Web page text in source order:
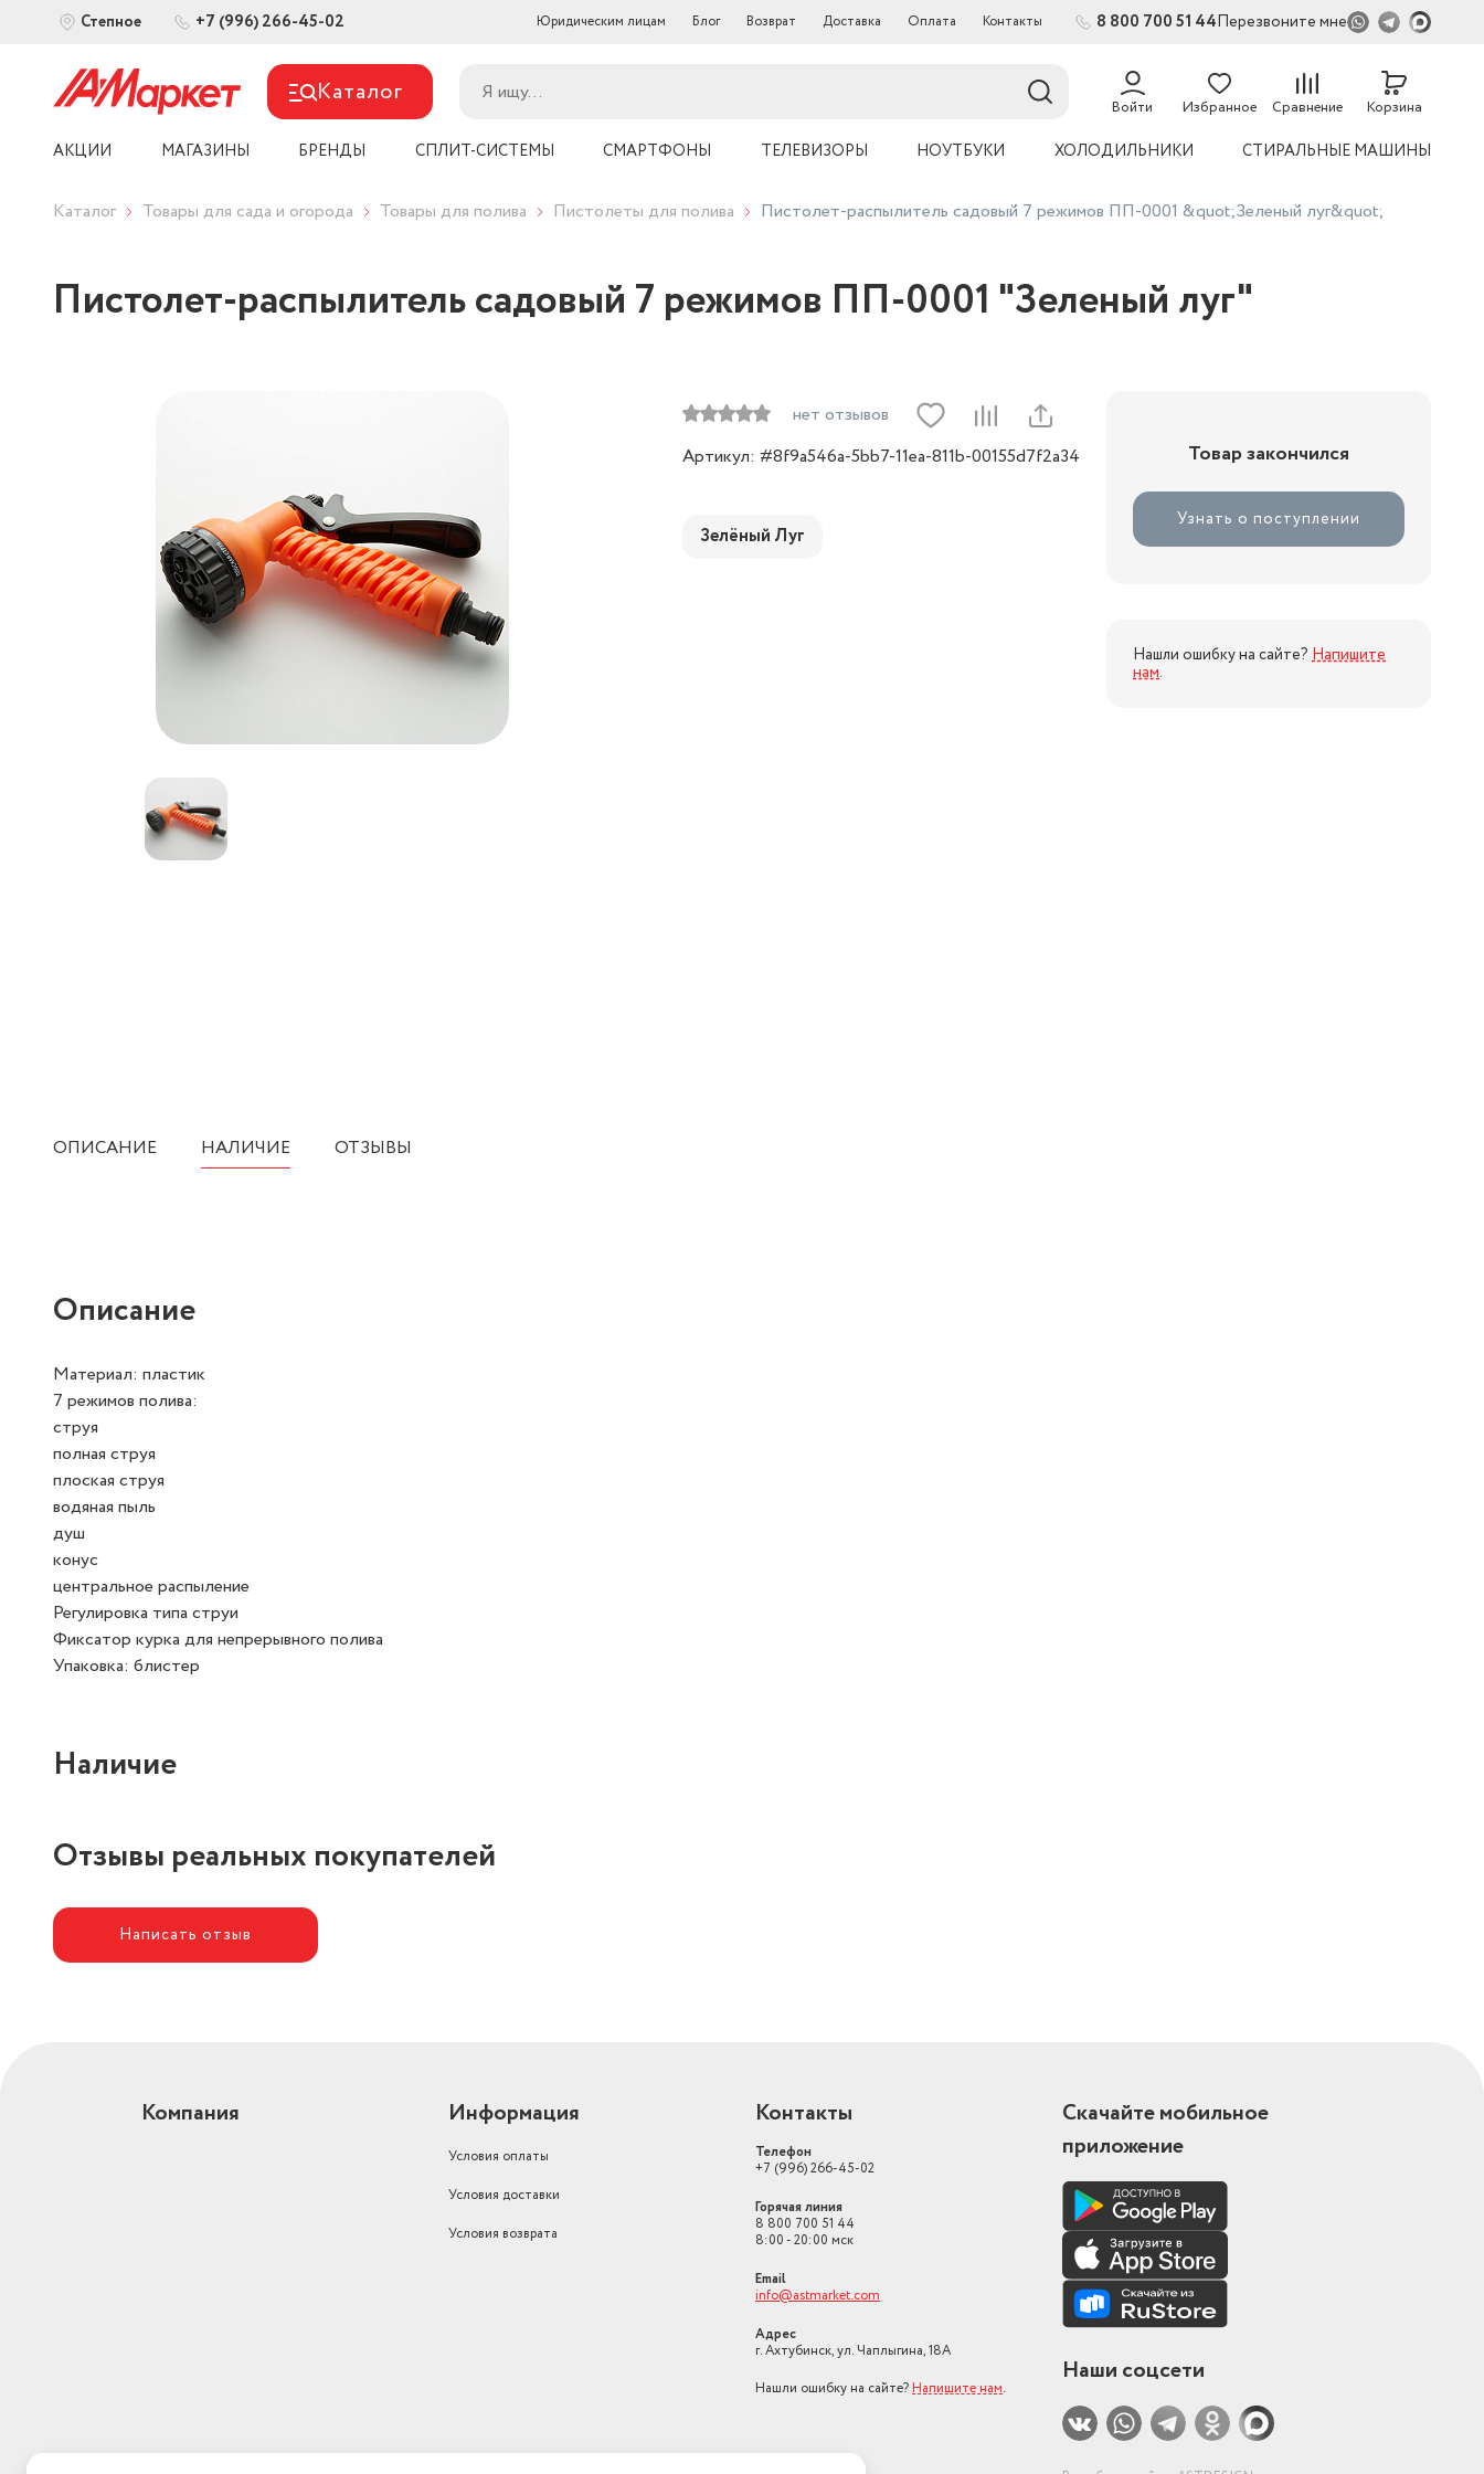
Степное +7 (996) 266-45-02 Юридическим лицам Блог Возврат Доставка Оплата Контакты 8 800 700 51 44Перезвоните мне
Каталог Войти Избранное Сравнение Корзина
АКЦИИ МАГАЗИНЫ БРЕНДЫ СПЛИТ-СИСТЕМЫ СМАРТФОНЫ ТЕЛЕВИЗОРЫ НОУТБУКИ ХОЛОДИЛЬНИКИ СТИРАЛЬНЫЕ МАШИНЫ
Каталог Товары для сада и огорода Товары для полива Пистолеты для полива Пистолет-распылитель садовый 7 режимов ПП-0001 &quot;Зеленый луг&quot;
Пистолет-распылитель садовый 7 режимов ПП-0001 "Зеленый луг"
нет отзывов
Артикул: #8f9a546a-5bb7-11ea-811b-00155d7f2a34
Зелёный Луг
Товар закончился
Узнать о поступлении
Нашли ошибку на сайте? Напишите
нам.
ОПИСАНИЕ НАЛИЧИЕ ОТЗЫВЫ
Описание
Материал: пластик
7 режимов полива:
струя
полная струя
плоская струя
водяная пыль
душ
конус
центральное распыление
Регулировка типа струи
Фиксатор курка для непрерывного полива
Упаковка: блистер
Наличие
Отзывы реальных покупателей
Написать отзыв
Компания Информация
Условия оплаты
Условия доставки
Условия возврата
Контакты
Телефон
+7 (996) 266-45-02
Горячая линия
8 800 700 51 44
8:00 - 20:00 мск
Email
info@astmarket.com
Адрес
г. Ахтубинск, ул. Чаплыгина, 18А
Нашли ошибку на сайте? Напишите нам.
Скачайте мобильное
приложение
Наши соцсети